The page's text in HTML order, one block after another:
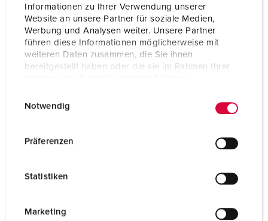
Informationen zu Ihrer Verwendung unserer
Website an unsere Partner für soziale Medien,
Werbung und Analysen weiter. Unsere Partner
führen diese Informationen möglicherweise mit
weiteren Daten zusammen, die Sie ihnen
bereitgestellt haben oder die sie im Rahmen Ihrer
Notwendig
Präferenzen
Statistiken
Marketing